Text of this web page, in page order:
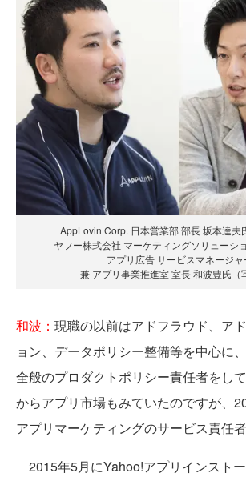
AppLovin Corp. 日本営業部 部長 坂本達夫
ヤフー株式会社 マーケティングソリューシ
アプリ広告 サービスマネージャ
兼 アプリ事業推進室 室長 和波豊氏（
和波： 現職の以前はアドフラウド、ア
ョン、データポリシー整備等を中心に
全般のプロダクトポリシー責任者をし
からアプリ市場もみていたのですが、
アプリマーケティングのサービス責任者
2015年5月にYahoo!アプリインスト